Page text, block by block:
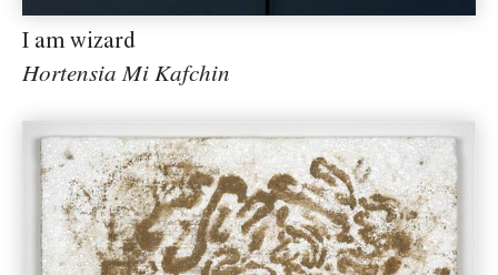
I am wizard
Hortensia Mi Kafchin